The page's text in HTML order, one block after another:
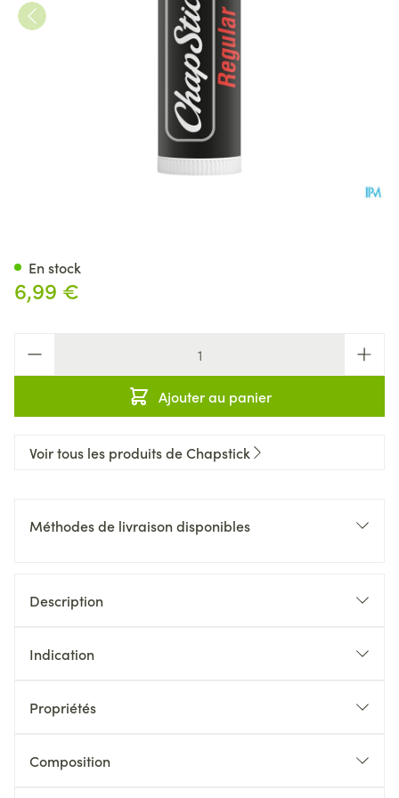
6,99 €
Ajouter au panier
En stock
Voir tous les produits de Chapstick
Méthodes de livraison disponibles
Description
Indication
Propriétés
Composition